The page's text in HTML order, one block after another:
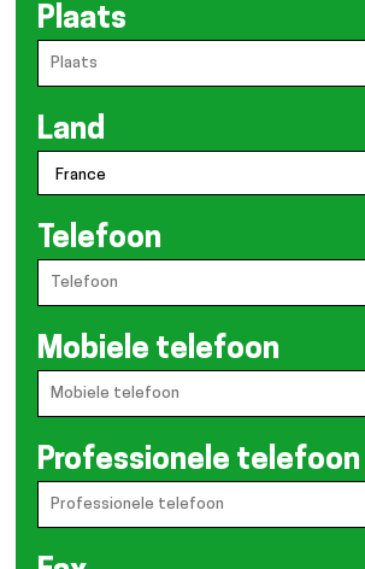
Plaats
Land
Telefoon
Mobiele telefoon
Professionele telefoon